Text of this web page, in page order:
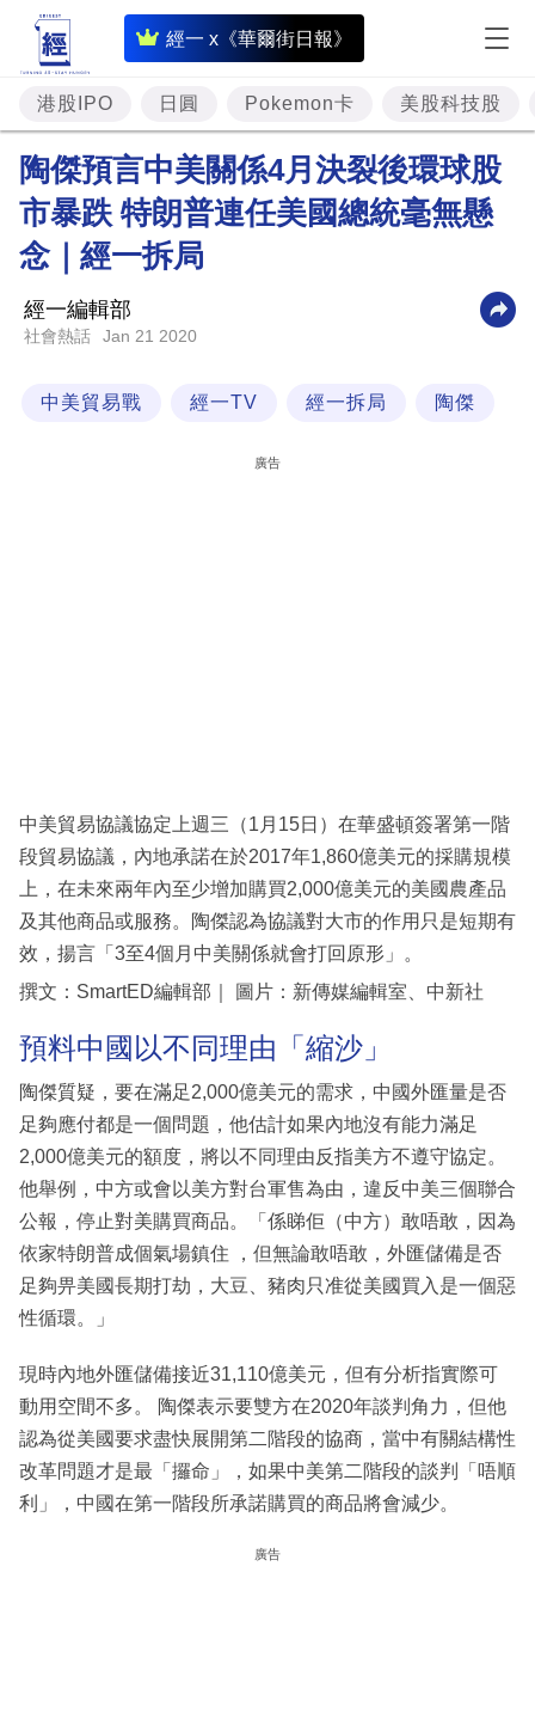
經一 x《華爾街日報》
即
時
財
經
專
題
投
樓
事
專
欄
訂
閱
區
港股IPO 日圓 Pokemon卡 美股科技股
陶傑預言中美關係4月決裂後環球股
市暴跌 特朗普連任美國總統毫無懸
念｜經一拆局
經一編輯部
社會熱話 Jan 21 2020
中美貿易戰 經一TV 經一拆局 陶傑
廣告
中美貿易協議協定上週三（1月15日）在華盛頓簽署第一階
段貿易協議，內地承諾在於2017年1,860億美元的採購規模
上，在未來兩年內至少增加購買2,000億美元的美國農產品
及其他商品或服務。陶傑認為協議對大市的作用只是短期有
效，揚言「3至4個月中美關係就會打回原形」。
撰文：SmartED編輯部｜ 圖片：新傳媒編輯室、中新社
預料中國以不同理由「縮沙」
陶傑質疑，要在滿足2,000億美元的需求，中國外匯量是否
足夠應付都是一個問題，他估計如果內地沒有能力滿足
2,000億美元的額度，將以不同理由反指美方不遵守協定。
他舉例，中方或會以美方對台軍售為由，違反中美三個聯合
公報，停止對美購買商品。「係睇佢（中方）敢唔敢，因為
依家特朗普成個氣場鎮住 ，但無論敢唔敢，外匯儲備是否
足夠畀美國長期打劫，大豆、豬肉只准從美國買入是一個惡
性循環。」
現時內地外匯儲備接近31,110億美元，但有分析指實際可
動用空間不多。 陶傑表示要雙方在2020年談判角力，但他
認為從美國要求盡快展開第二階段的協商，當中有關結構性
改革問題才是最「攞命」，如果中美第二階段的談判「唔順
利」，中國在第一階段所承諾購買的商品將會減少。
廣告